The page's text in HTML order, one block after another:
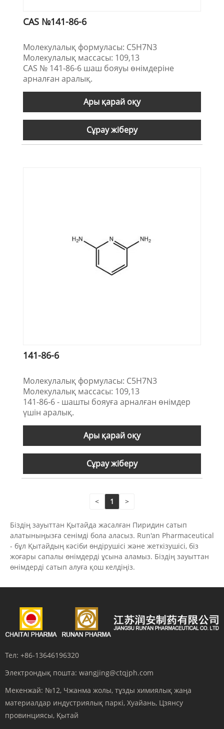
CAS №141-86-6
Молекулалық формуласы: C5H7N3
Молекулалық массасы: 109,13
CAS № 141-86-6 шаш бояуы өнімдеріне
арналған аралық.
Ары қарай оқу
Сұрау жіберу
141-86-6
Молекулалық формуласы: C5H7N3
Молекулалық массасы: 109,13
141-86-6 - шашты бояуға арналған өнімдер
үшін аралық.
Ары қарай оқу
Сұрау жіберу
< 1 >
Біздің зауыттан Қытайда жасалған Пиридин сатып
алатыныңызға сенімді бола аласыз. Run'an Pharmaceutical
- бұл Қытайдың кәсіби өндірушісі және жеткізушісі, біз
жоғары сапалы өнімдерді ұсына аламыз. Біздің зауыттан
өнімдерді сатып алуға қош келдіңіз.
Тел: +86-13646196320
Электрондық пошта: wangjing@ctqjph.com
Мекенжай: №12, Чжанма жолы, тұзды химиялық жаңа
материалдар индустриялық паркі, Хуайань, Цзянсу
провинциясы, Қытай